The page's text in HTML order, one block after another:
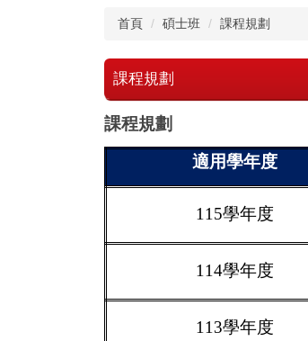
首頁 碩士班 課程規劃
課程規劃
課程規劃
適用學年度
115學年度
114學年度
113學年度